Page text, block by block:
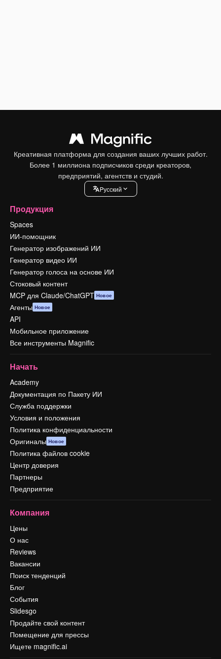
Креативная платформа для создания ваших лучших работ.
Более 1 миллиона подписчиков среди креаторов,
предприятий, агентств и студий.
Pусский
Продукция
Spaces
ИИ-помощник
Генератор изображений ИИ
Генератор видео ИИ
Генератор голоса на основе ИИ
Стоковый контент
MCP для Claude/ChatGPT Новое
Агенты Новое
API
Мобильное приложение
Все инструменты Magnific
Начать
Academy
Документация по Пакету ИИ
Служба поддержки
Условия и положения
Политика конфиденциальности
Оригиналы Новое
Политика файлов cookie
Центр доверия
Партнеры
Предприятие
Компания
Цены
О нас
Reviews
Вакансии
Поиск тенденций
Блог
События
Slidesgo
Продайте свой контент
Помещение для прессы
Ищете magnific.ai